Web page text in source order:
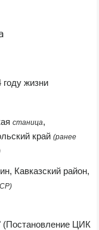
году жизни
станица,
край (ранее
Кавказский район,
(Постановление ЦИК